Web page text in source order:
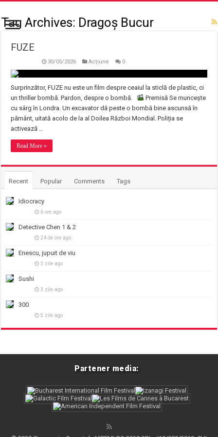
Tag Archives: Dragoș Bucur
FUZE
30/05/2026 Acțiune 0
Surprinzător, FUZE nu este un film despre ceaiul la sticlă de plastic, ci
un thriller bombă. Pardon, despre o bombă.
Premisă Se muncește
cu sârg în Londra. Un excavator dă peste o bombă bine ascunsă în
pământ, uitată acolo de la al Doilea Război Mondial. Poliția se
activează …
Read More »
Recent Popular Comments Tags
Idiocracy
6 ore ago
Detective Chen 1 & 2
24 de ore ago
Enescu, jupuit de viu
2 zile ago
Sushi
3 zile ago
300
5 zile ago
Partener media: